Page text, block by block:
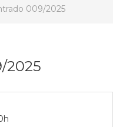
009/2025
2025